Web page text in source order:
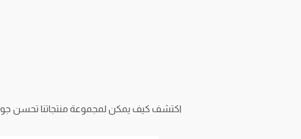
اكتشف كيف يمكن لمجموعة منتجاتنا تحسن